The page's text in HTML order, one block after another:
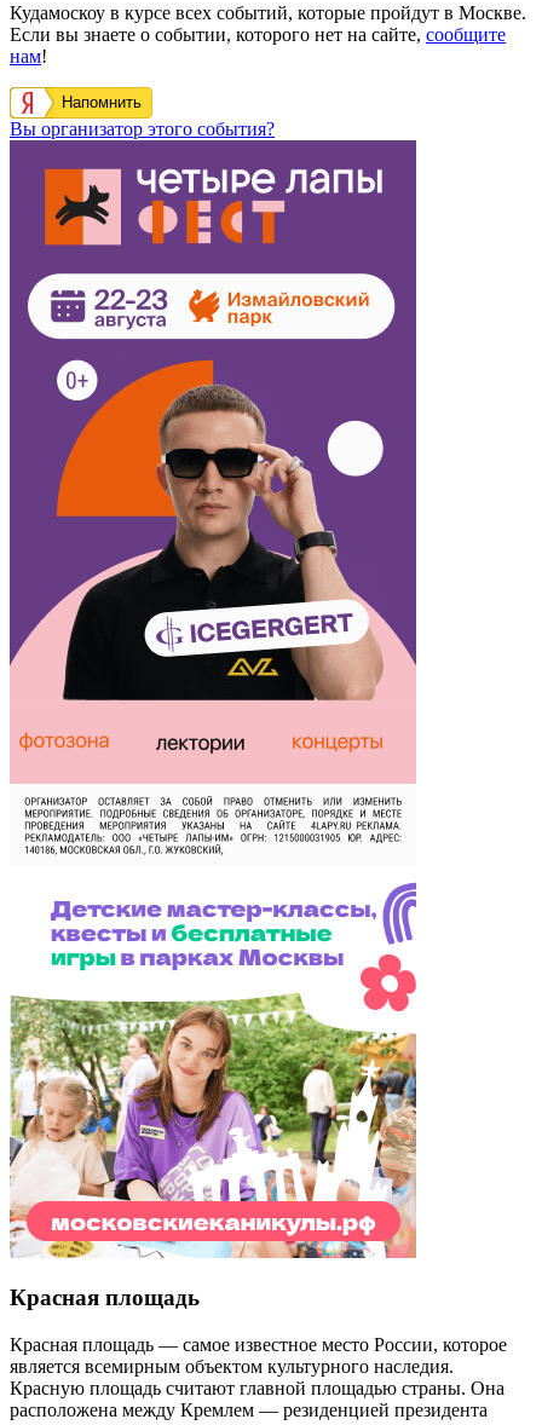
Кудамоскоу в курсе всех событий, которые пройдут в Москве.
Если вы знаете о событии, которого нет на сайте, сообщите
нам!
Напомнить
Вы организатор этого события?
Красная площадь
Красная площадь — самое известное место России, которое
является всемирным объектом культурного наследия.
Красную площадь считают главной площадью страны. Она
расположена между Кремлем — резиденцией президента